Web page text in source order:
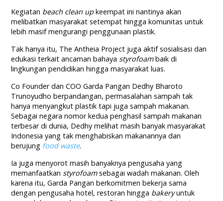
Kegiatan beach clean upkeempat ini nantinya akan
melibatkan masyarakat setempat hingga komunitas untuk
lebih masif mengurangi penggunaan plastik.
Tak hanya itu, The Antheia Project juga aktif sosialisasi dan
edukasi terkait ancaman bahaya styrofoambaik di
lingkungan pendidikan hingga masyarakat luas.
Co Founder dan COO Garda Pangan Dedhy Bharoto
Trunoyudho berpandangan, permasalahan sampah tak
hanya menyangkut plastik tapi juga sampah makanan.
Sebagai negara nomor kedua penghasil sampah makanan
terbesar di dunia, Dedhy melihat masih banyak masyarakat
Indonesia yang tak menghabiskan makanannya dan
berujung food waste.
Ia juga menyorot masih banyaknya pengusaha yang
memanfaatkan styrofoamsebagai wadah makanan. Oleh
karena itu, Garda Pangan berkomitmen bekerja sama
dengan pengusaha hotel, restoran hingga bakeryuntuk